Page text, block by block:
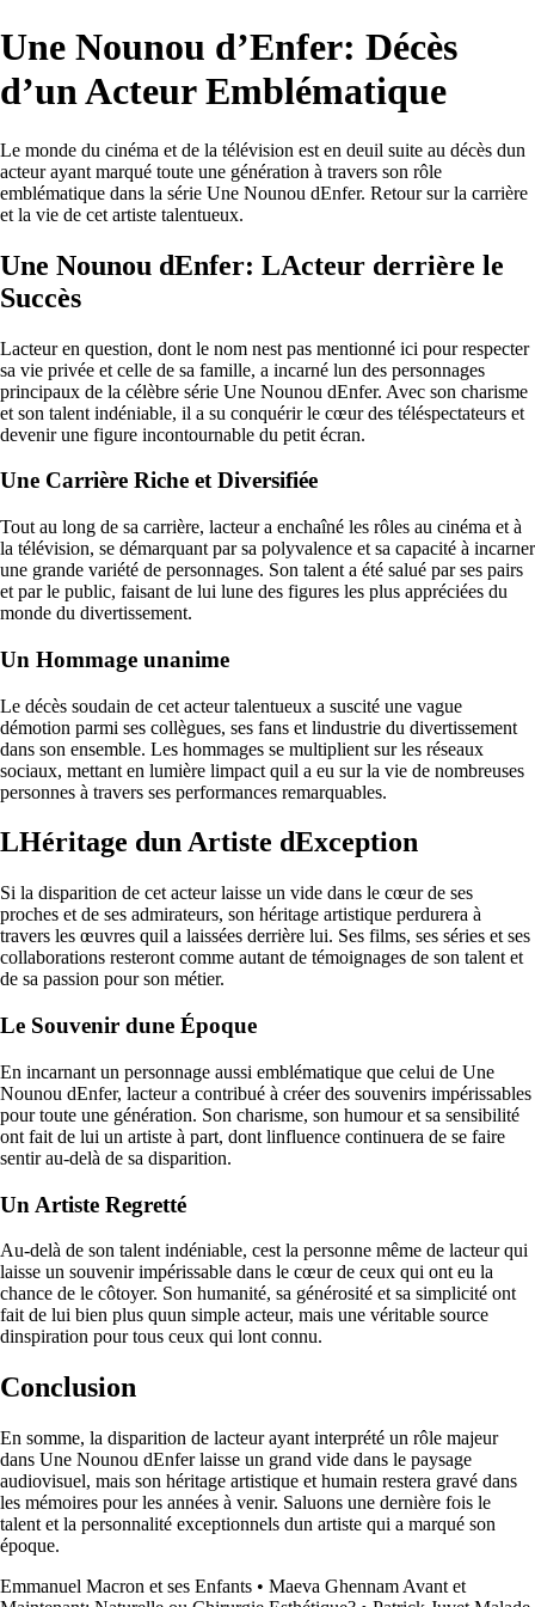
Une Nounou d’Enfer: Décès
d’un Acteur Emblématique
Le monde du cinéma et de la télévision est en deuil suite au décès dun
acteur ayant marqué toute une génération à travers son rôle
emblématique dans la série Une Nounou dEnfer. Retour sur la carrière
et la vie de cet artiste talentueux.
Une Nounou dEnfer: LActeur derrière le
Succès
Lacteur en question, dont le nom nest pas mentionné ici pour respecter
sa vie privée et celle de sa famille, a incarné lun des personnages
principaux de la célèbre série Une Nounou dEnfer. Avec son charisme
et son talent indéniable, il a su conquérir le cœur des téléspectateurs et
devenir une figure incontournable du petit écran.
Une Carrière Riche et Diversifiée
Tout au long de sa carrière, lacteur a enchaîné les rôles au cinéma et à
la télévision, se démarquant par sa polyvalence et sa capacité à incarner
une grande variété de personnages. Son talent a été salué par ses pairs
et par le public, faisant de lui lune des figures les plus appréciées du
monde du divertissement.
Un Hommage unanime
Le décès soudain de cet acteur talentueux a suscité une vague
démotion parmi ses collègues, ses fans et lindustrie du divertissement
dans son ensemble. Les hommages se multiplient sur les réseaux
sociaux, mettant en lumière limpact quil a eu sur la vie de nombreuses
personnes à travers ses performances remarquables.
LHéritage dun Artiste dException
Si la disparition de cet acteur laisse un vide dans le cœur de ses
proches et de ses admirateurs, son héritage artistique perdurera à
travers les œuvres quil a laissées derrière lui. Ses films, ses séries et ses
collaborations resteront comme autant de témoignages de son talent et
de sa passion pour son métier.
Le Souvenir dune Époque
En incarnant un personnage aussi emblématique que celui de Une
Nounou dEnfer, lacteur a contribué à créer des souvenirs impérissables
pour toute une génération. Son charisme, son humour et sa sensibilité
ont fait de lui un artiste à part, dont linfluence continuera de se faire
sentir au-delà de sa disparition.
Un Artiste Regretté
Au-delà de son talent indéniable, cest la personne même de lacteur qui
laisse un souvenir impérissable dans le cœur de ceux qui ont eu la
chance de le côtoyer. Son humanité, sa générosité et sa simplicité ont
fait de lui bien plus quun simple acteur, mais une véritable source
dinspiration pour tous ceux qui lont connu.
Conclusion
En somme, la disparition de lacteur ayant interprété un rôle majeur
dans Une Nounou dEnfer laisse un grand vide dans le paysage
audiovisuel, mais son héritage artistique et humain restera gravé dans
les mémoires pour les années à venir. Saluons une dernière fois le
talent et la personnalité exceptionnels dun artiste qui a marqué son
époque.
Emmanuel Macron et ses Enfants • Maeva Ghennam Avant et